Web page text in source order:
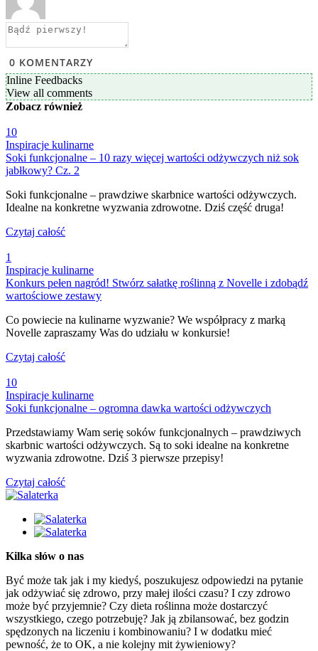
0 KOMENTARZY
Inline Feedbacks
View all comments
Zobacz również
10
Inspiracje kulinarne
Soki funkcjonalne – 10 razy więcej wartości odżywczych niż sok
jabłkowy? Cz. 2
Soki funkcjonalne – prawdziwe skarbnice wartości odżywczych.
Idealne na konkretne wyzwania zdrowotne. Dziś część druga!
Czytaj całość
1
Inspiracje kulinarne
Konkurs pełen nagród! Stwórz sałatkę roślinną z Novelle i zdobądź
wartościowe zestawy
Co powiecie na kulinarne wyzwanie? We współpracy z marką
Novelle zapraszamy Was do udziału w konkursie!
Czytaj całość
10
Inspiracje kulinarne
Soki funkcjonalne – ogromna dawka wartości odżywczych
Przedstawiamy Wam serię soków funkcjonalnych – prawdziwych
skarbnic wartości odżywczych. Są to soki idealne na konkretne
wyzwania zdrowotne. Dziś 3 pierwsze przepisy!
Czytaj całość
Kilka słów o nas
Być może tak jak i my kiedyś, poszukujesz odpowiedzi na pytanie
jak odżywiać się zdrowo, przy małej ilości czasu? I czy zdrowo
może być przyjemnie? Czy dieta roślinna może dostarczyć
wszystkiego, czego potrzebuję? Jak ją zbilansować, bez godzin
spędzonych na liczeniu i kombinowaniu? I w dodatku mieć
pewność, że to OK, a nie kolejny mit żywieniowy?